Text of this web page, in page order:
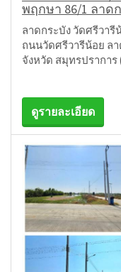
พฤกษา 86/1 ลาด
ลาดกระบัง วัดศรีวารี
ถนนวัดศรีวารีน้อย ล
จังหวัด สมุทรปราการ
ดูรายละเอียด